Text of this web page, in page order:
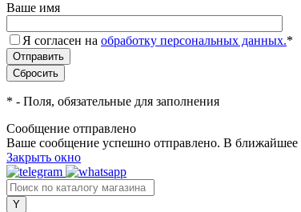
Ваше имя
Я согласен на обработку персональных данных.*
* - Поля, обязательные для заполнения
Сообщение отправлено
Ваше сообщение успешно отправлено. В ближайшее
Закрыть окно